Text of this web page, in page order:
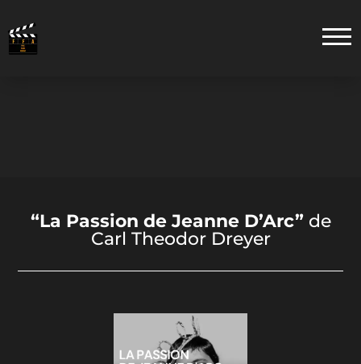
“La Passion de Jeanne D’Arc”de
Carl Theodor Dreyer